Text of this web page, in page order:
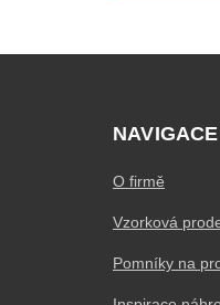
NAVIGACE
O firmě
Vzorková
Pomníky na